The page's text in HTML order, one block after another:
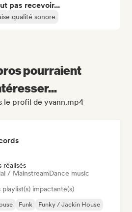
pas recevoir...
qualité sonore
pourraient
le profil de yvann.mp4
réalisés
/ MainstreamDance music
impactante(s)
Funk
Funky / Jackin House